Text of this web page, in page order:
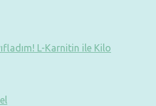
L-Karnitin ile Kilo